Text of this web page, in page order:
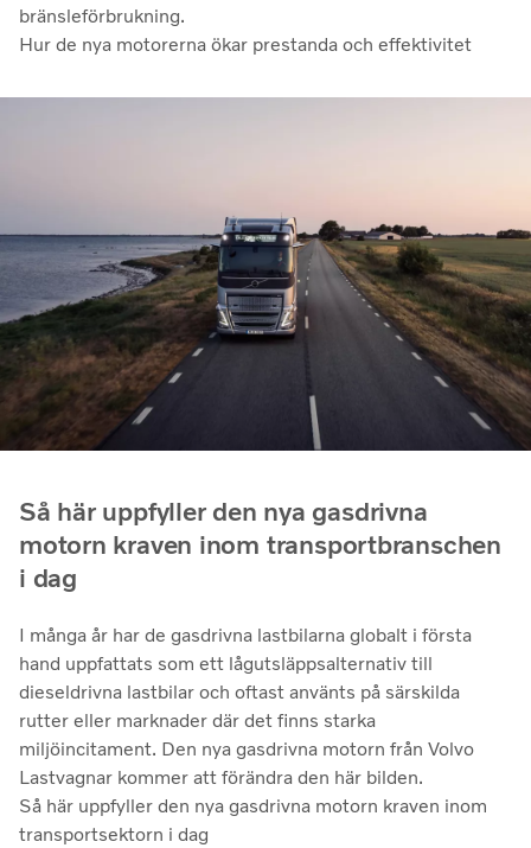
bränsleförbrukning.
Hur de nya motorerna ökar prestanda och effektivitet
Så här uppfyller den nya gasdrivna
motorn kraven inom transportbranschen
i dag
I många år har de gasdrivna lastbilarna globalt i första
hand uppfattats som ett lågutsläppsalternativ till
dieseldrivna lastbilar och oftast använts på särskilda
rutter eller marknader där det finns starka
miljöincitament. Den nya gasdrivna motorn från Volvo
Lastvagnar kommer att förändra den här bilden.
Så här uppfyller den nya gasdrivna motorn kraven inom
transportsektorn i dag